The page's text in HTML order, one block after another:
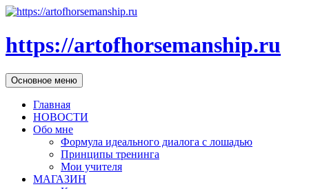
https://artofhorsemanship.ru
Поиск
Основное меню Перейти
к
Главная
НОВОСТИ
Обо мне
Формула идеального диалога с лошадью
Принципы тренинга
Мои учителя
МАГАЗИН